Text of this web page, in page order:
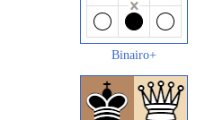
Binairo+